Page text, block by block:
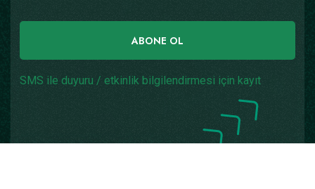
ABONE OL
SMS ile duyuru / etkinlik bilgilendirmesi için kayıt